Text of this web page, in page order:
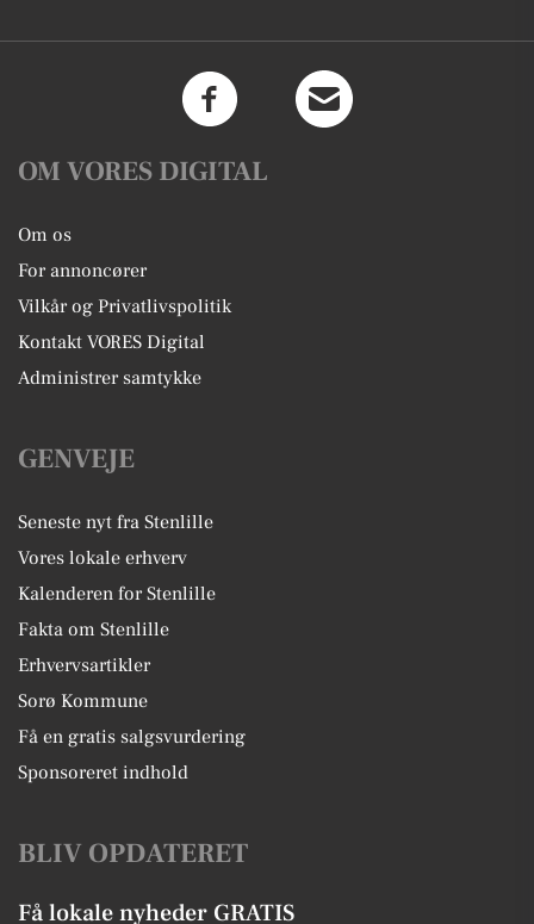
OM VORES DIGITAL
Om os
For annoncører
Vilkår og Privatlivspolitik
Kontakt VORES Digital
Administrer samtykke
GENVEJE
Seneste nyt fra Stenlille
Vores lokale erhverv
Kalenderen for Stenlille
Fakta om Stenlille
Erhvervsartikler
Sorø Kommune
Få en gratis salgsvurdering
Sponsoreret indhold
BLIV OPDATERET
Få lokale nyheder GRATIS